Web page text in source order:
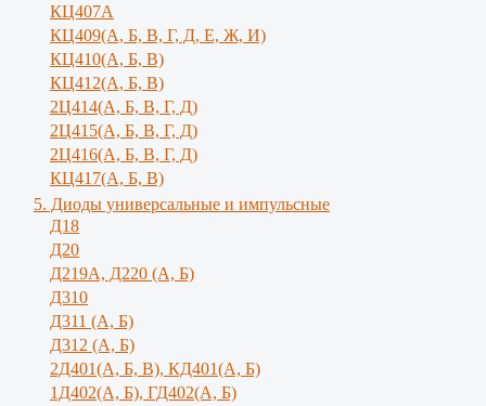
КЦ407А
КЦ409(А, Б, В, Г, Д, Е, Ж, И)
КЦ410(А, Б, В)
КЦ412(А, Б, В)
2Ц414(А, Б, В, Г, Д)
2Ц415(А, Б, В, Г, Д)
2Ц416(А, Б, В, Г, Д)
КЦ417(А, Б, В)
5. Диоды универсальные и импульсные
Д18
Д20
Д219А, Д220 (А, Б)
Д310
Д311 (А, Б)
Д312 (А, Б)
2Д401(А, Б, В), КД401(А, Б)
1Д402(А, Б), ГД402(А, Б)